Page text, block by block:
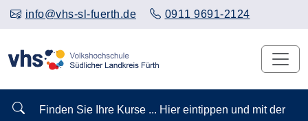
info@vhs-sl-fuerth.de 0911 9691-2124
Finden Sie Ihre Kurse ... Hier eintippen und mit